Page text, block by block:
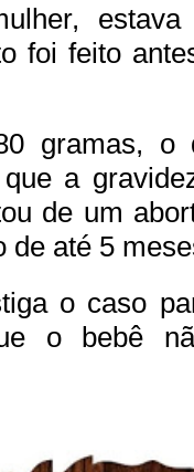
foi feito
gramas, o
a
de um
de até 5
o caso
o bebê